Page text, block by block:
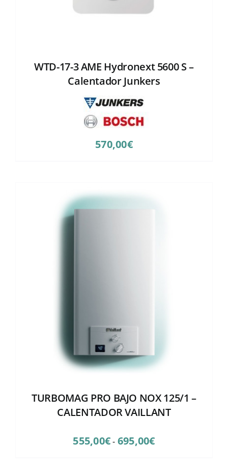
WTD-17-3 AME Hydronext 5600 S –
Calentador Junkers
570,00€
TURBOMAG PRO BAJO NOX 125/1 –
CALENTADOR VAILLANT
555,00€- 695,00€Rango